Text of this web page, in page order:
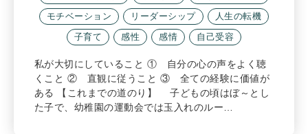
モチベーション
リーダーシップ
人生の転機
子育て
感性 感情 自己受容
私が大切にしていること ① 自分の心の声をよく聴
くこと ② 直観に従うこと ③ 全ての経験に価値が
ある 【これまでの道のり】 子どもの頃はぼ～とし
た子で、幼稚園の運動会では玉入れのルー…